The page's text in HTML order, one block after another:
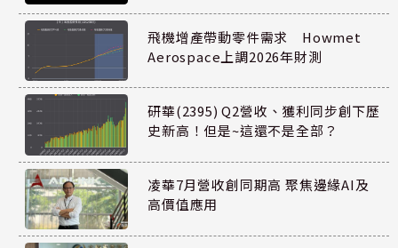
飛機增產帶動零件需求 Howmet
Aerospace上調2026年財測
研華(2395) Q2營收、獲利同步創下歷
史新高！但是~這還不是全部？
凌華7月營收創同期高 聚焦邊緣AI及
高價值應用